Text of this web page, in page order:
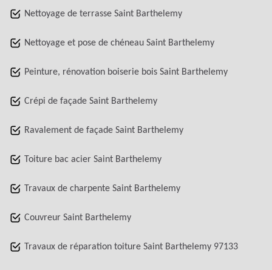
Nettoyage de terrasse Saint Barthelemy
Nettoyage et pose de chéneau Saint Barthelemy
Peinture, rénovation boiserie bois Saint Barthelemy
Crépi de façade Saint Barthelemy
Ravalement de façade Saint Barthelemy
Toiture bac acier Saint Barthelemy
Travaux de charpente Saint Barthelemy
Couvreur Saint Barthelemy
Travaux de réparation toiture Saint Barthelemy 97133